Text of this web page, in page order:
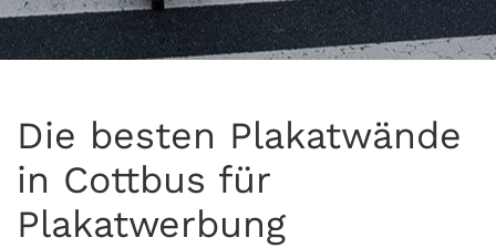
Die besten Plakatwände
in Cottbus für
Plakatwerbung